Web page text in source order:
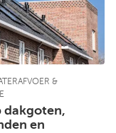
&
dakgoten,
en